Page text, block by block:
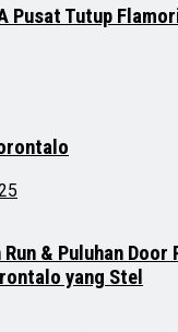
Pusat Tutup
& Puluhan Door
yang Stel